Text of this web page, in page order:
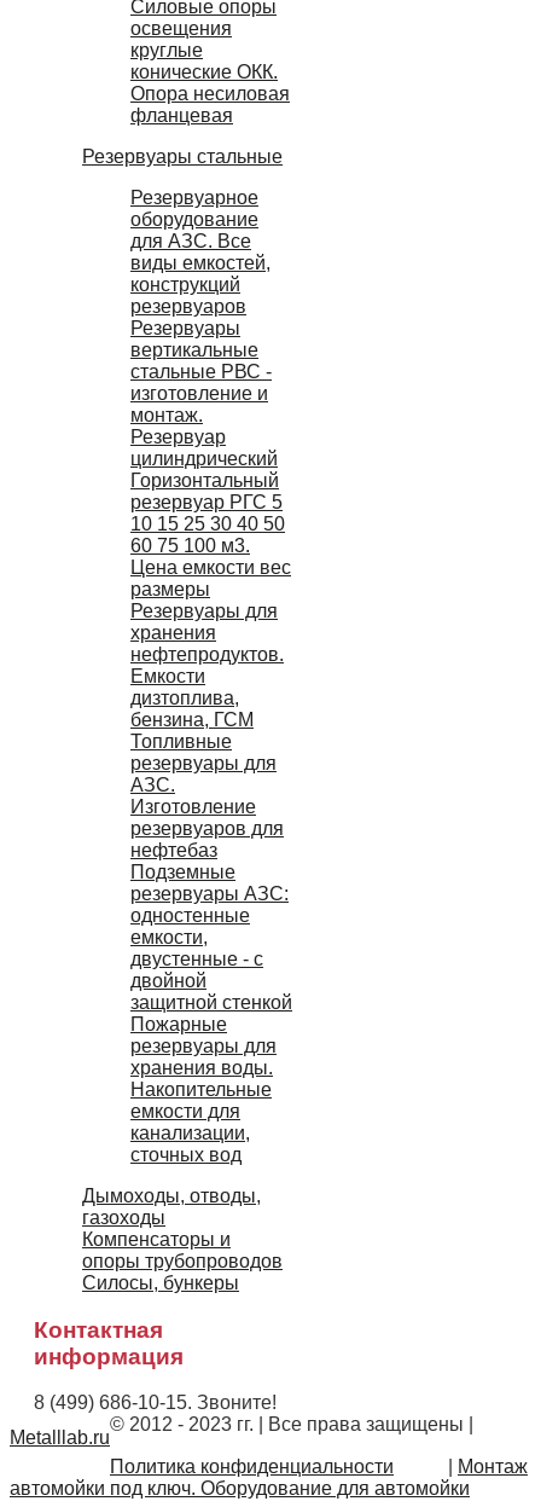
Силовые опоры
освещения
круглые
конические ОКК.
Опора несиловая
фланцевая
Резервуары стальные
Резервуарное
оборудование
для АЗС. Все
виды емкостей,
конструкций
резервуаров
Резервуары
вертикальные
стальные РВС -
изготовление и
монтаж.
Резервуар
цилиндрический
Горизонтальный
резервуар РГС 5
10 15 25 30 40 50
60 75 100 м3.
Цена емкости вес
размеры
Резервуары для
хранения
нефтепродуктов.
Емкости
дизтоплива,
бензина, ГСМ
Топливные
резервуары для
АЗС.
Изготовление
резервуаров для
нефтебаз
Подземные
резервуары АЗС:
одностенные
емкости,
двустенные - с
двойной
защитной стенкой
Пожарные
резервуары для
хранения воды.
Накопительные
емкости для
канализации,
сточных вод
Дымоходы, отводы,
газоходы
Компенсаторы и
опоры трубопроводов
Силосы, бункеры
Контактная
информация
8 (499) 686-10-15. Звоните!
Metalllab.ru
© 2012 - 2023 гг. | Все права защищены
Политика конфиденциальности
Монтаж
автомойки под ключ. Оборудование для автомойки